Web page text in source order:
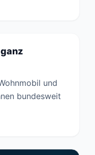
und
bundesweit